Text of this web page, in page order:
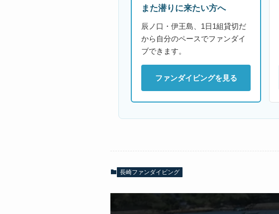
また潜りに来たい方へ
辰ノ口・伊王島、1日1組貸切だ
から自分のペースでファンダイ
ブできます。
ファンダイビングを見る
長崎ファンダイビング